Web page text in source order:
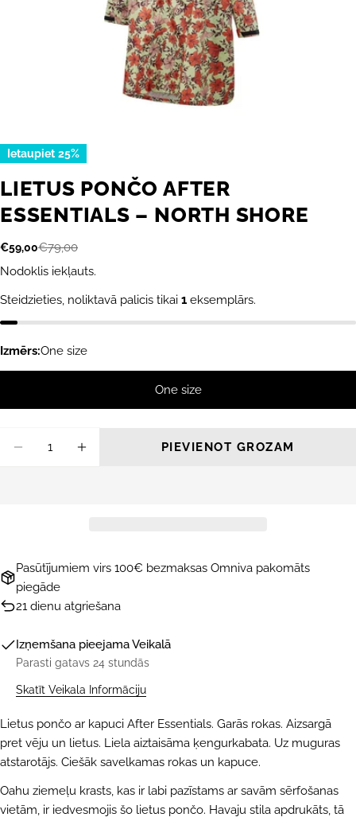
Ietaupiet 25%
LIETUS PONČO AFTER
ESSENTIALS – NORTH SHORE
Akcijas
cena
€59,00
Parastā
cena
€79,00
Nodoklis iekļauts.
Steidzieties, noliktavā palicis tikai 1 eksemplārs.
Izmērs:One size
One size
PIEVIENOT GROZAM
Pasūtījumiem virs 100€ bezmaksas Omniva pakomāts
piegāde
21 dienu atgriešana
Izņemšana pieejamaVeikalā
Parasti gatavs 24 stundās
Skatīt Veikala Informāciju
Lietus pončo ar kapuci After Essentials. Garās rokas. Aizsargā
pret vēju un lietus. Liela aiztaisāma ķengurkabata. Uz muguras
atstarotājs. Ciešāk savelkamas rokas un kapuce.
Oahu ziemeļu krasts, kas ir labi pazīstams ar savām sērfošanas
vietām, ir iedvesmojis šo lietus pončo. Havaju stila apdrukāts, tā